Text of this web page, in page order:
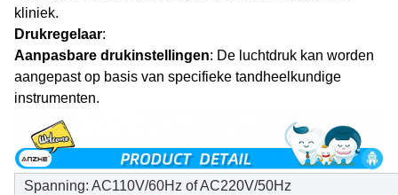
kliniek.
Drukregelaar:
Aanpasbare drukinstellingen: De luchtdruk kan worden
aangepast op basis van specifieke tandheelkundige
instrumenten.
Spanning: AC110V/60Hz of AC220V/50Hz